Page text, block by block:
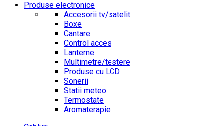
Produse electronice
Accesorii tv/satelit
Boxe
Cantare
Control acces
Lanterne
Multimetre/testere
Produse cu LCD
Sonerii
Statii meteo
Termostate
Aromaterapie